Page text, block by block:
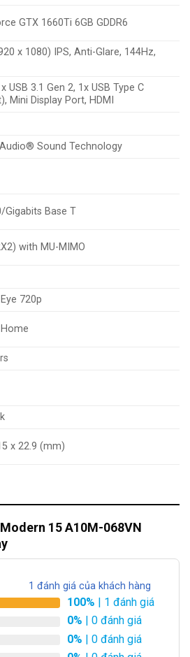
GTX 1660Ti 6GB GDDR6
x 1080) IPS, Anti-Glare, 144Hz,
USB 3.1 Gen 2, 1x USB Type C
Mini Display Port, HDMI
Sound Technology
Gigabits Base T
with MU-MIMO
720p
x 22.9 (mm)
15 A10M-068VN
5
1 đánh giá của khách hàng
100% | 1 đánh giá
0% | 0 đánh giá
0% | 0 đánh giá